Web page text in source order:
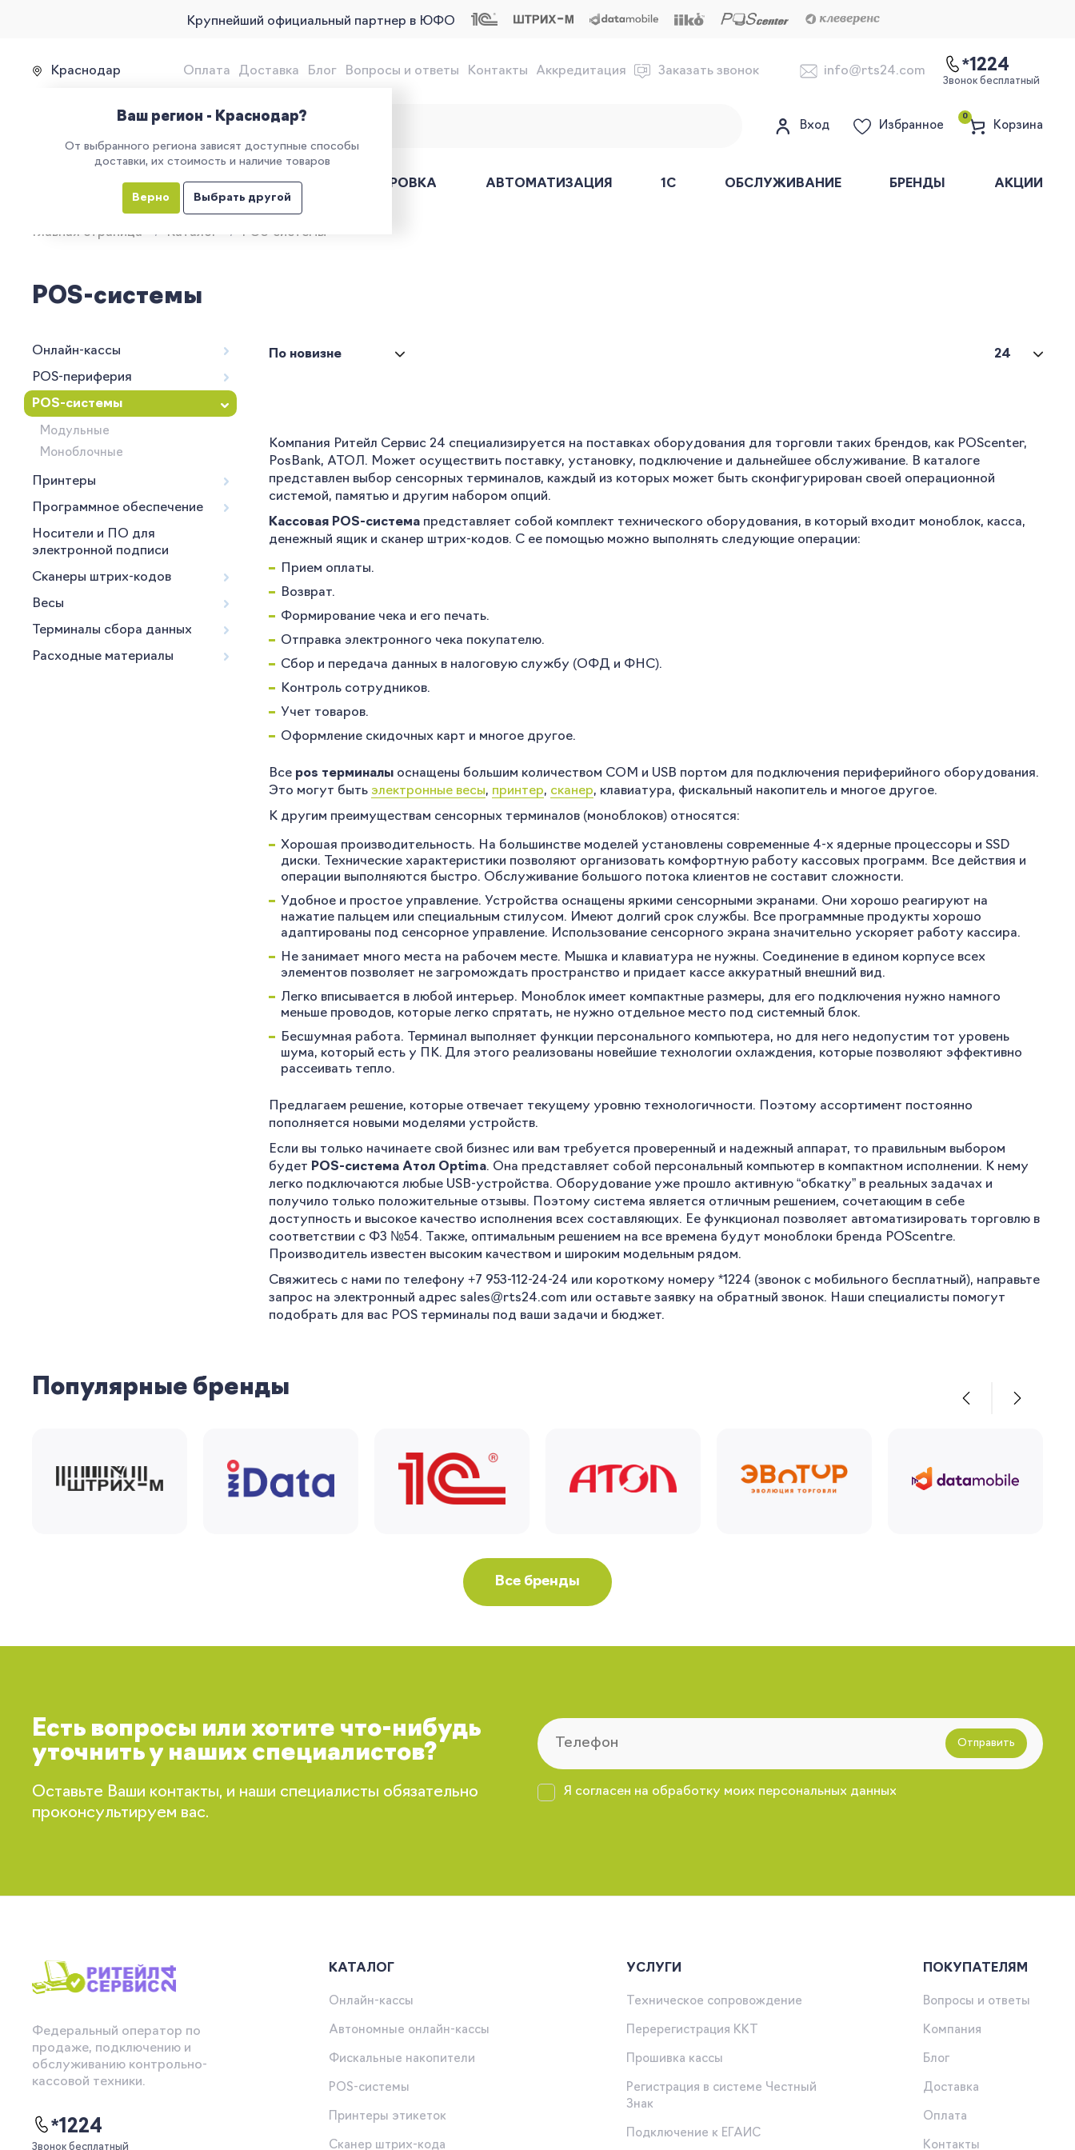
Крупнейший официальный партнер в ЮФО
Краснодар Оплата Доставка Блог Вопросы и ответы Контакты Аккредитация Заказать звонок info@rts24.com *1224
Звонок бесплатный
Продажа, подключение и обслуживание онлайн-касс
Вход Избранное
0
Корзина
УСЛУГИ ЕГАИС МАРКИРОВКА АВТОМАТИЗАЦИЯ 1С ОБСЛУЖИВАНИЕ БРЕНДЫ АКЦИИ
Главная страница Каталог POS-системы
POS-системы
Онлайн-кассы
POS-периферия
POS-системы
Модульные
Моноблочные
Принтеры
Программное обеспечение
Носители и ПО для
электронной подписи
Сканеры штрих-кодов
Весы
Терминалы сбора данных
Расходные материалы
По новизне 24
Компания Ритейл Сервис 24 специализируется на поставках оборудования для торговли таких брендов, как POScenter,
PosBank, АТОЛ. Может осуществить поставку, установку, подключение и дальнейшее обслуживание. В каталоге
представлен выбор сенсорных терминалов, каждый из которых может быть сконфигурирован своей операционной
системой, памятью и другим набором опций.
Кассовая POS-система представляет собой комплект технического оборудования, в который входит моноблок, касса,
денежный ящик и сканер штрих-кодов. С ее помощью можно выполнять следующие операции:
Прием оплаты.
Возврат.
Формирование чека и его печать.
Отправка электронного чека покупателю.
Сбор и передача данных в налоговую службу (ОФД и ФНС).
Контроль сотрудников.
Учет товаров.
Оформление скидочных карт и многое другое.
Все pos терминалы оснащены большим количеством COM и USB портом для подключения периферийного оборудования.
Это могут быть электронные весы, принтер, сканер, клавиатура, фискальный накопитель и многое другое.
К другим преимуществам сенсорных терминалов (моноблоков) относятся:
Хорошая производительность. На большинстве моделей установлены современные 4-х ядерные процессоры и SSD
диски. Технические характеристики позволяют организовать комфортную работу кассовых программ. Все действия и
операции выполняются быстро. Обслуживание большого потока клиентов не составит сложности.
Удобное и простое управление. Устройства оснащены яркими сенсорными экранами. Они хорошо реагируют на
нажатие пальцем или специальным стилусом. Имеют долгий срок службы. Все программные продукты хорошо
адаптированы под сенсорное управление. Использование сенсорного экрана значительно ускоряет работу кассира.
Не занимает много места на рабочем месте. Мышка и клавиатура не нужны. Соединение в едином корпусе всех
элементов позволяет не загромождать пространство и придает кассе аккуратный внешний вид.
Легко вписывается в любой интерьер. Моноблок имеет компактные размеры, для его подключения нужно намного
меньше проводов, которые легко спрятать, не нужно отдельное место под системный блок.
Бесшумная работа. Терминал выполняет функции персонального компьютера, но для него недопустим тот уровень
шума, который есть у ПК. Для этого реализованы новейшие технологии охлаждения, которые позволяют эффективно
рассеивать тепло.
Предлагаем решение, которые отвечает текущему уровню технологичности. Поэтому ассортимент постоянно
пополняется новыми моделями устройств.
Если вы только начинаете свой бизнес или вам требуется проверенный и надежный аппарат, то правильным выбором
будет POS-система Атол Optima. Она представляет собой персональный компьютер в компактном исполнении. К нему
легко подключаются любые USB-устройства. Оборудование уже прошло активную “обкатку” в реальных задачах и
получило только положительные отзывы. Поэтому система является отличным решением, сочетающим в себе
доступность и высокое качество исполнения всех составляющих. Ее функционал позволяет автоматизировать торговлю в
соответствии с ФЗ №54. Также, оптимальным решением на все времена будут моноблоки бренда POScentre.
Производитель известен высоким качеством и широким модельным рядом.
Свяжитесь с нами по телефону +7 953-112-24-24 или короткому номеру *1224 (звонок с мобильного бесплатный), направьте
запрос на электронный адрес sales@rts24.com или оставьте заявку на обратный звонок. Наши специалисты помогут
подобрать для вас POS терминалы под ваши задачи и бюджет.
Популярные бренды
Все бренды
Есть вопросы или хотите что-нибудь
уточнить у наших специалистов?
Оставьте Ваши контакты, и наши специалисты обязательно
проконсультируем вас.
Отправить
Я согласен на обработку моих персональных данных
Федеральный оператор по
продаже, подключению и
обслуживанию контрольно-
кассовой техники.
*1224
Звонок бесплатный
КАТАЛОГ
Онлайн-кассы
Автономные онлайн-кассы
Фискальные накопители
POS-системы
Принтеры этикеток
Сканер штрих-кода
УСЛУГИ
Техническое сопровождение
Перерегистрация ККТ
Прошивка кассы
Регистрация в системе Честный
Знак
Подключение к ЕГАИС
ПОКУПАТЕЛЯМ
Вопросы и ответы
Компания
Блог
Доставка
Оплата
Контакты
Вы сможете отслеживать статус своих
заказов и получать индивидуальные
рекомендации
персональных данных
Запомнить меня
Забыли свой пароль?
Ваш регион - Краснодар?
От выбранного региона зависят доступные способы
доставки, их стоимость и наличие товаров
Верно Выбрать другой